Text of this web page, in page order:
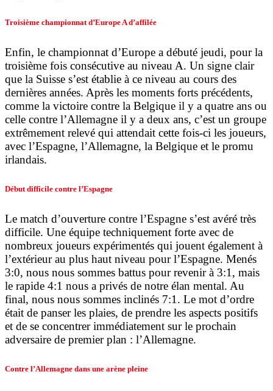
Troisième championnat d’Europe A d’affilée
Enfin, le championnat d’Europe a débuté jeudi, pour la
troisième fois consécutive au niveau A. Un signe clair
que la Suisse s’est établie à ce niveau au cours des
dernières années. Après les moments forts précédents,
comme la victoire contre la Belgique il y a quatre ans ou
celle contre l’Allemagne il y a deux ans, c’est un groupe
extrêmement relevé qui attendait cette fois-ci les joueurs,
avec l’Espagne, l’Allemagne, la Belgique et le promu
irlandais.
Début difficile contre l’Espagne
Le match d’ouverture contre l’Espagne s’est avéré très
difficile. Une équipe techniquement forte avec de
nombreux joueurs expérimentés qui jouent également à
l’extérieur au plus haut niveau pour l’Espagne. Menés
3:0, nous nous sommes battus pour revenir à 3:1, mais
le rapide 4:1 nous a privés de notre élan mental. Au
final, nous nous sommes inclinés 7:1. Le mot d’ordre
était de panser les plaies, de prendre les aspects positifs
et de se concentrer immédiatement sur le prochain
adversaire de premier plan : l’Allemagne.
Contre l’Allemagne dans une arène pleine